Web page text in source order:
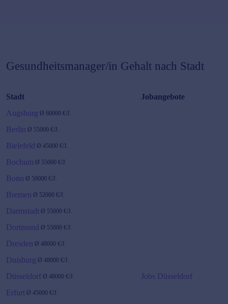
Gesundheitsmanager/in Gehalt nach Stadt
Stadt
Jobangebote
Augsburg Ø 60000 €/J.
Berlin Ø 55000 €/J.
Bielefeld Ø 45000 €/J.
Bochum Ø 55000 €/J.
Bonn Ø 50000 €/J.
Bremen Ø 52000 €/J.
Darmstadt Ø 55000 €/J.
Dortmund Ø 55000 €/J.
Dresden Ø 48000 €/J.
Duisburg Ø 48000 €/J.
Düsseldorf Ø 48000 €/J.
Jobs Düsseldorf
Erfurt Ø 45000 €/J.